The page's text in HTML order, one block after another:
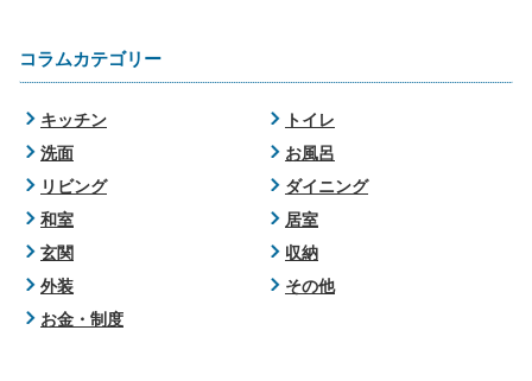
コラムカテゴリー
キッチン
トイレ
洗面
お風呂
リビング
ダイニング
和室
居室
玄関
収納
外装
その他
お金・制度